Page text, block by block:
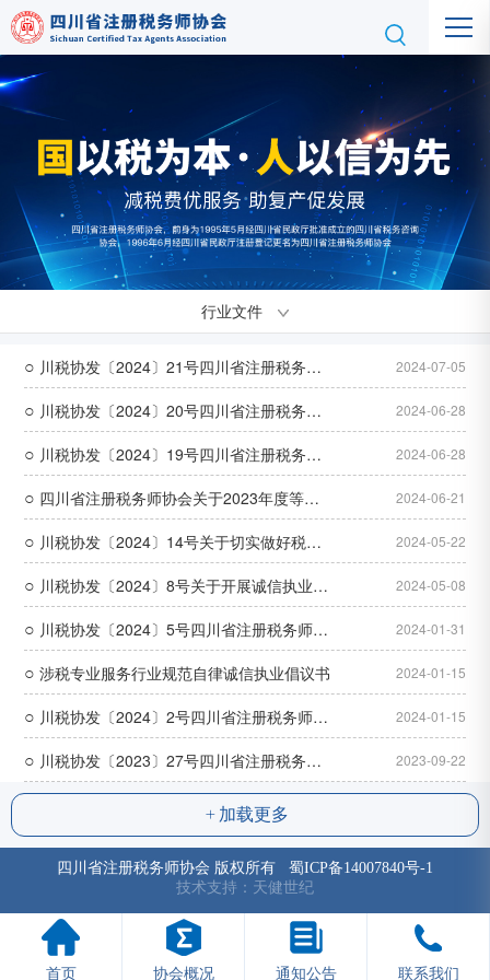
行业文件
○ 川税协发〔2024〕21号四川省注册税务师
协会关于2023年度等级税务师事务所认定情
况的通报
2024-07-05
○ 川税协发〔2024〕20号四川省注册税务师
协会关于2023年度等级税务师事务所认定的
公告
2024-06-28
○ 川税协发〔2024〕19号四川省注册税务师
协会关于2023年度税务师事务所及分支机构
和执业税务师年检合格名单的公告
2024-06-28
○ 四川省注册税务师协会关于2023年度等级
税务师事务所认定的公示
2024-06-21
○ 川税协发〔2024〕14号关于切实做好税务
师事务所提档升级工作的通知
2024-05-22
○ 川税协发〔2024〕8号关于开展诚信执业承
诺活动的通知
2024-05-08
○ 川税协发〔2024〕5号四川省注册税务师协
会关于开展2024年税务师行业自律检查工作
的通知
2024-01-31
○涉税专业服务行业规范自律诚信执业倡议书 2024-01-15
○ 川税协发〔2024〕2号四川省注册税务师协
会关于报送2023年收入增长数据的通知
2024-01-15
○ 川税协发〔2023〕27号四川省注册税务师
协会关于2023年税务师行业自律检查情况的
通报
2023-09-22
加载更多
四川省注册税务师协会 版权所有
蜀ICP备14007840号-1
技术支持：天健世纪
首页 协会概况 通知公告 联系我们